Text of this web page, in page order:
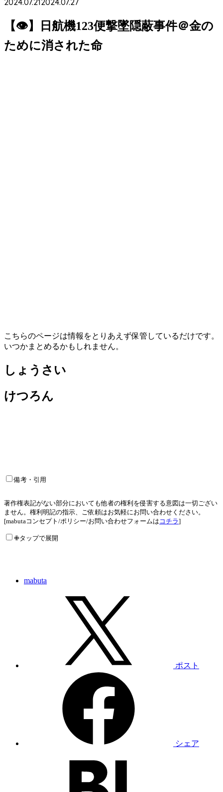
2024.07.212024.07.27
【👁】日航機123便撃墜隠蔽事件＠金の
ために消された命
こちらのページは情報をとりあえず保管しているだけです。
いつかまとめるかもしれません。
しょうさい
けつろん
備考・引用
著作権表記がない部分においても他者の権利を侵害する意図は一切ござい
ません。権利明記の指示、ご依頼はお気軽にお問い合わせください。
[mabutaコンセプト/ポリシー/お問い合わせフォームは コチラ]
✙タップで展開
mabuta
ポスト
シェア